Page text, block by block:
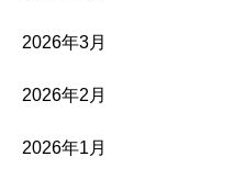
2026年3月
2026年2月
2026年1月